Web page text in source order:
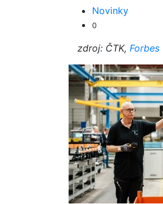
Novinky
0
zdroj: ČTK, Forbes